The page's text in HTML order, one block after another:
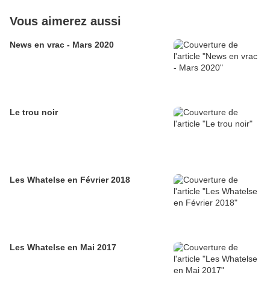
Vous aimerez aussi
News en vrac - Mars 2020
Le trou noir
Les Whatelse en Février 2018
Les Whatelse en Mai 2017